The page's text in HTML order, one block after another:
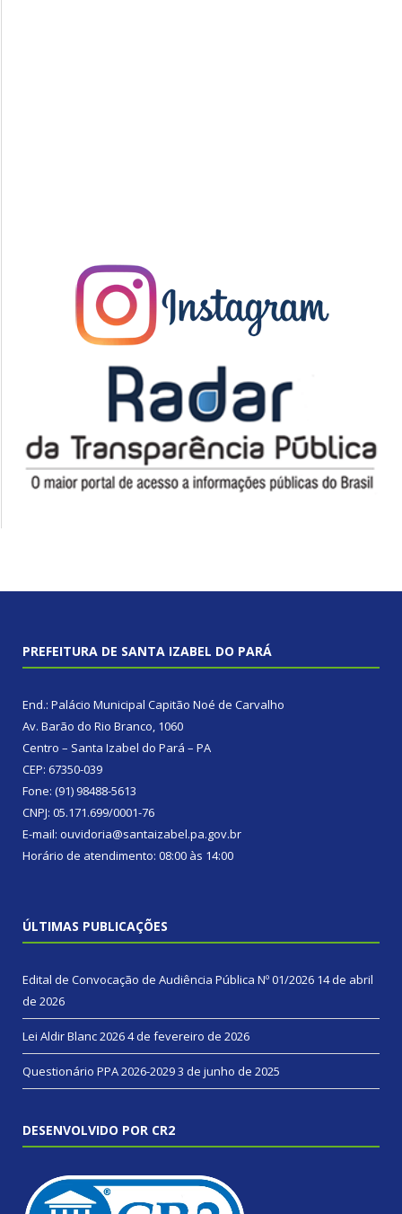
PREFEITURA DE SANTA IZABEL DO PARÁ
End.: Palácio Municipal Capitão Noé de Carvalho
Av. Barão do Rio Branco, 1060
Centro – Santa Izabel do Pará – PA
CEP: 67350-039
Fone: (91) 98488-5613
CNPJ: 05.171.699/0001-76
E-mail: ouvidoria@santaizabel.pa.gov.br
Horário de atendimento: 08:00 às 14:00
ÚLTIMAS PUBLICAÇÕES
Edital de Convocação de Audiência Pública Nº 01/2026 14 de abril
de 2026
Lei Aldir Blanc 20264 de fevereiro de 2026
Questionário PPA 2026-20293 de junho de 2025
DESENVOLVIDO POR CR2